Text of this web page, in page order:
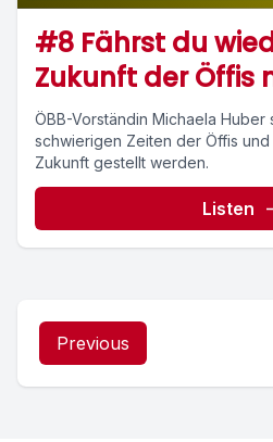
#8 Fährst du
Zukunft der Öffis
ÖBB-Vorständin Michaela
schwierigen Zeiten der Öffis
Zukunft gestellt werden.
Listen
Previous